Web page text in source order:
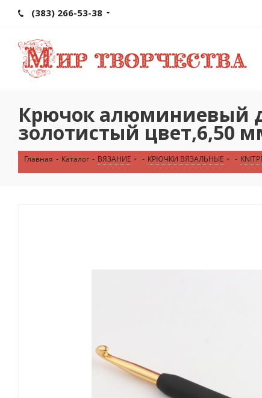
(383) 266-53-38
Крючок алюминиевый
золотистый цвет,6,50
Главная - Каталог - ВЯЗАНИЕ - КРЮЧКИ ВЯЗАЛЬНЫЕ -